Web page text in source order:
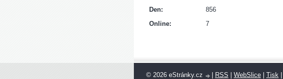
Online: 7
Den:
856
© 2026 eStránky.cz RSS WebSlice Tisk